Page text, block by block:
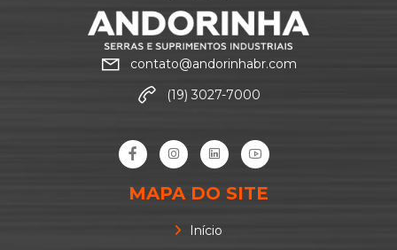
contato@andorinhabr.com
(19) 3027-7000
MAPA DO SITE
Início